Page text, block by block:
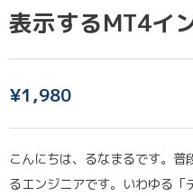
表示するMT4イ
¥1,980
こんにちは、るなまるです。
るエンジニアです。いわゆる